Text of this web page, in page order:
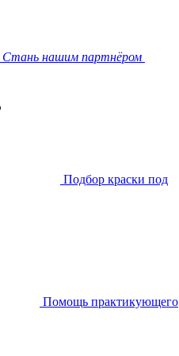
Стань нашим партнёром
Подбор краски под
Помощь практикующего